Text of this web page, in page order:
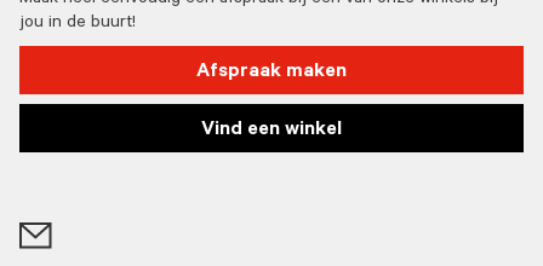
jou in de buurt!
Afspraak maken
Vind een winkel